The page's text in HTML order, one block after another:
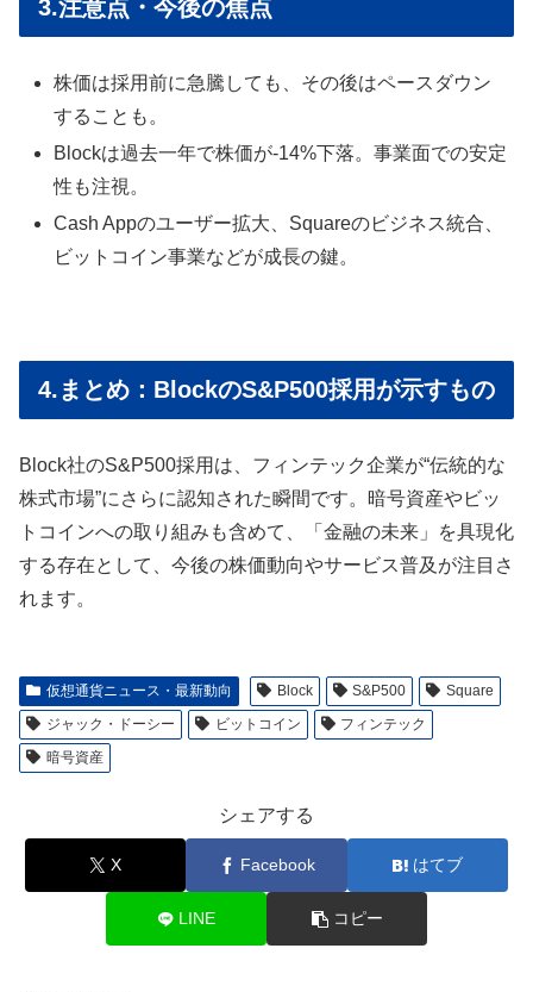
3.注意点・今後の焦点
株価は採用前に急騰しても、その後はペースダウン
することも。
Blockは過去一年で株価が-14%下落。事業面での安定
性も注視。
Cash Appのユーザー拡大、Squareのビジネス統合、
ビットコイン事業などが成長の鍵。
4.まとめ：BlockのS&P500採用が示すもの
Block社のS&P500採用は、フィンテック企業が“伝統的な
株式市場”にさらに認知された瞬間です。暗号資産やビッ
トコインへの取り組みも含めて、「金融の未来」を具現化
する存在として、今後の株価動向やサービス普及が注目さ
れます。
仮想通貨ニュース・最新動向 Block S&P500
Square
ジャック・ドーシー
ビットコイン
フィンテック
暗号資産
シェアする
X Facebook はてブ
LINE コピー